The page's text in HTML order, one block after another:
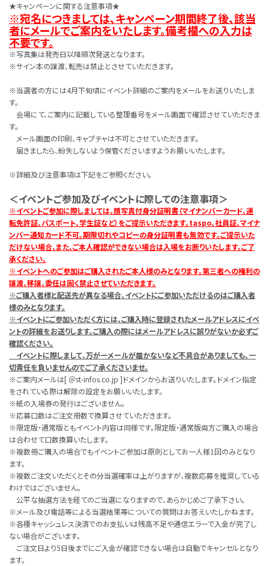
★キャンペーンに関する注意事項★
※宛名につきましては、キャンペーン期間終了後、該当
者にメールでご案内をいたします。備考欄への入力は
不要です。
※写真集は発売日以降順次発送となります。
※サイン本の譲渡、転売は禁止とさせていただきます。
※当選者の方には4月下旬頃にイベント詳細のご案内をメールをお送りいたしま
す。
会場にて、ご案内に記載している整理番号をメール画面で確認させていただきま
す。
メール画面の印刷、キャプチャは不可とさせていただきます。
届きましたら、紛失しないよう保管くださいますようお願いいたします。
※詳細及び注意事項は下記をご参照ください。
＜イベントご参加及びイベントに際しての注意事項＞
※イベントご参加に際しましては、顔写真付身分証明書（マイナンバーカード、運
転免許証、パスポート、学生証など）をご提示いただきます。taspo、社員証、マイナ
ンバー通知カード不可。期限切れやコピーの身分証明書も無効です。ご提示いた
だけない場合、また、ご本人確認ができない場合は入場をお断りいたします。ご了
承ください。
※イベントへのご参加はご購入されたご本人様のみとなります。第三者への権利の
譲渡、移譲、委任は固く禁止させていただきます。
※ご購入者様と配送先が異なる場合、イベントにご参加いただけるのはご購入者
様のみとなります。
※イベントにご参加いただく方には、ご購入時に登録されたメールアドレスにイベ
ントの詳細をお送りします。ご購入の際にはメールアドレスに誤りがないか必ずご
確認ください。
イベントに際しまして、万が一メールが届かないなど不具合がありましても、一
切責任を負いませんのでご了承くださいませ。
※ご案内メールは[ ＠st-infos.co.jp ]ドメインからお送りいたします。ドメイン指定
をされている際は解除の設定をお願いいたします。
※紙の入場券の発行はございません。
※応募口数はご注文冊数で換算させていただきます。
※限定版・通常版ともイベント内容は同様です。限定版・通常版両方ご購入の場合
は合わせて口数換算いたします。
※複数冊ご購入の場合でもイベントご参加は原則としてお一人様1回のみとなり
ます。
※複数ご注文いただくとその分当選確率は上がりますが、複数応募を推奨している
わけではございません。
公平な抽選方法を経てのご当選になりますので、あらかじめご了承下さい。
※メール及び電話等による当選結果等についての質問はお答えいたしかねます。
※各種キャッシュレス決済でのお支払いは残高不足や通信エラーで入金が完了し
ない場合がございます。
ご注文日より5日後までにご入金が確認できない場合は自動でキャンセルとなり
ます。